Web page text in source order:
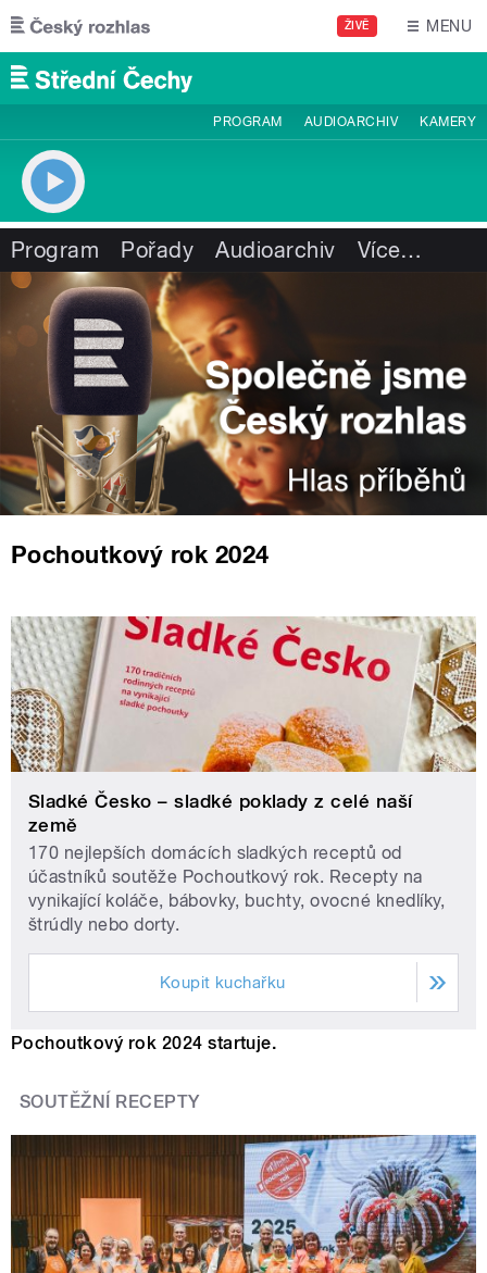
Přejít k hlavnímu obsahu
ŽIVĚ MENU
PROGRAM AUDIOARCHIV KAMERY
Program Pořady Audioarchiv Více…
Pochoutkový rok 2024
Sladké Česko – sladké poklady z celé naší
země
170 nejlepších domácích sladkých receptů od
účastníků soutěže Pochoutkový rok. Recepty na
vynikající koláče, bábovky, buchty, ovocné knedlíky,
štrúdly nebo dorty.
Koupit kuchařku
Pochoutkový rok 2024 startuje.
SOUTĚŽNÍ RECEPTY